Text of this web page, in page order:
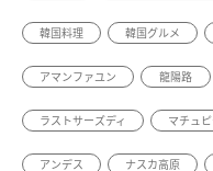
韓国料理 韓国グルメ
アマンファユン 龍陽路
ラストサーズディ マチュ
アンデス ナスカ高原